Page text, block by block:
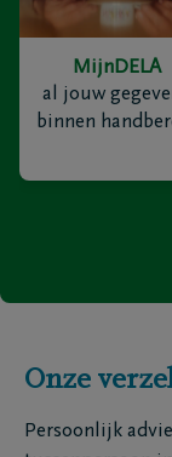
MijnDELA
al jouw
binnen
Onze
Persoonlijk